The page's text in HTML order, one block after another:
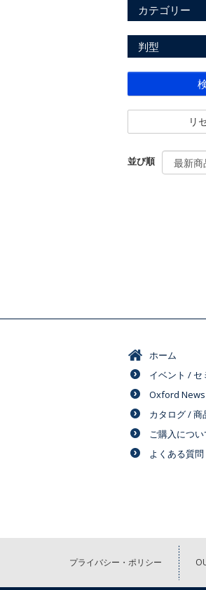
カテゴリー
判型
リ
並び順
ホーム
イベント / セ
Oxford News
カタログ / 商
ご購入につい
よくある質問
プライバシー・ポリシー